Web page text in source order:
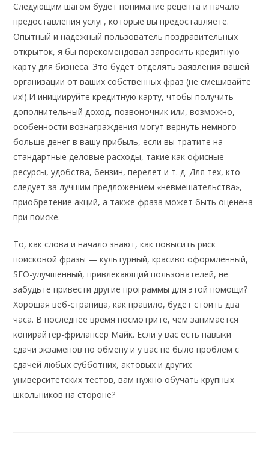
Следующим шагом будет понимание рецепта и начало
предоставления услуг, которые вы предоставляете.
Опытный и надежный пользователь поздравительных
открыток, я бы порекомендовал запросить кредитную
карту для бизнеса. Это будет отделять заявления вашей
организации от ваших собственных фраз (не смешивайте
их!).И инициируйте кредитную карту, чтобы получить
дополнительный доход, позвоночник или, возможно,
особенности вознаграждения могут вернуть немного
больше денег в вашу прибыль, если вы тратите на
стандартные деловые расходы, такие как офисные
ресурсы, удобства, бензин, перелет и т. д. Для тех, кто
следует за лучшим предложением «невмешательства»,
приобретение акций, а также фраза может быть оценена
при поиске.
То, как слова и начало знают, как повысить риск
поисковой фразы — культурный, красиво оформленный,
SEO-улучшенный, привлекающий пользователей, не
забудьте привести другие программы для этой помощи?
Хорошая веб-страница, как правило, будет стоить два
часа. В последнее время посмотрите, чем занимается
копирайтер-фрилансер Майк. Если у вас есть навыки
сдачи экзаменов по обмену и у вас не было проблем с
сдачей любых субботних, актовых и других
университетских тестов, вам нужно обучать крупных
школьников на стороне?